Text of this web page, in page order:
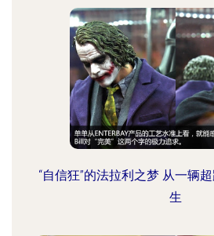
“自信狂”的法拉利之梦 从一辆
生